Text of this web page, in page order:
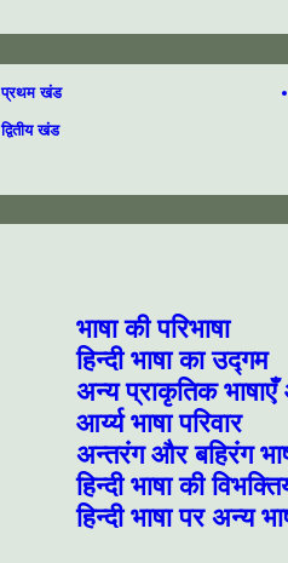
प्रथम खंड
द्वितीय खंड
भाषा की
हिन्दी भाषा
अन्य प्राकृतिक
आर्य्य भाषा
अन्तरंग और
हिन्दी भाषा की
हिन्दी भाषा पर अन्य